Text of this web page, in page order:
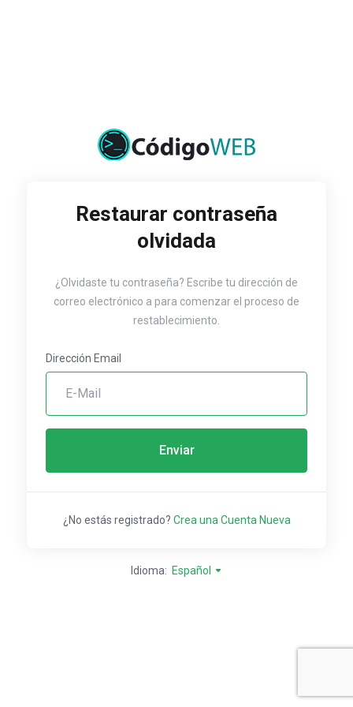
Restaurar contraseña
olvidada
¿Olvidaste tu contraseña? Escribe tu dirección de
correo electrónico a para comenzar el proceso de
restablecimiento.
Dirección Email
Enviar
¿No estás registrado? Crea una Cuenta Nueva
Idioma: Español